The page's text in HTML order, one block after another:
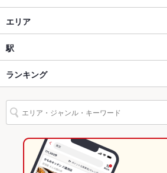
洋食
カレー
下北沢・代々木上原 × 洋食
下北沢・代々木上原 × カレー
池ノ上駅 × 洋食
池ノ上駅 × カレー
エリア
下北沢
下北沢 × 洋食
下北沢 × カレー
東京
東京 × 洋食
駅
池ノ上駅
ランキング
東京のグルメランキング
東京の洋食ランキング
東京のカレーランキング